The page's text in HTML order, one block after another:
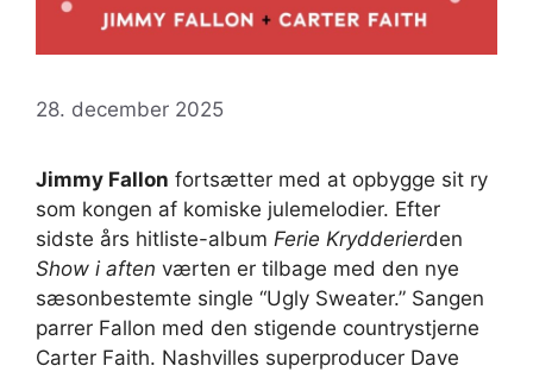
28. december 2025
Jimmy Fallon fortsætter med at opbygge sit ry
som kongen af ​​komiske julemelodier. Efter
sidste års hitliste-album Ferie Krydderierden
Show i aften værten er tilbage med den nye
sæsonbestemte single “Ugly Sweater.” Sangen
parrer Fallon med den stigende countrystjerne
Carter Faith. Nashvilles superproducer Dave